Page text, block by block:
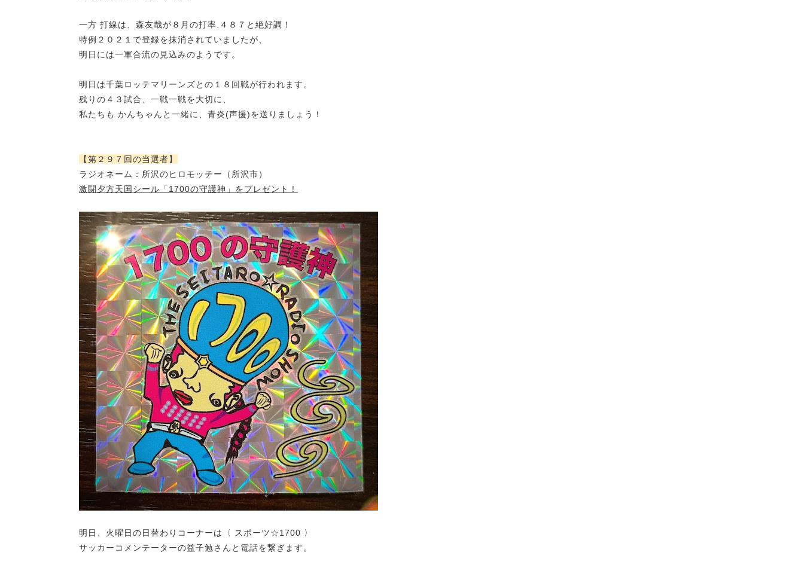
一方 打線は、森友哉が８月の打率.４８７と絶好調！
特例２０２１で登録を抹消されていましたが、
明日には一軍合流の見込みのようです。
明日は千葉ロッテマリーンズとの１８回戦が行われます。
残りの４３試合、一戦一戦を大切に、
私たちも かんちゃんと一緒に、青炎(声援)を送りましょう！
【第２９７回の当選者】
ラジオネーム：所沢のヒロモッチー（所沢市）
激闘夕方天国シール「1700の守護神」をプレゼント！
明日、火曜日の日替わりコーナーは〈 スポーツ☆1700 〉
サッカーコメンテーターの益子勉さんと電話を繋ぎます。